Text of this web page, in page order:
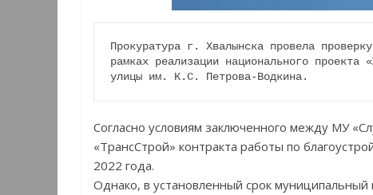
Прокуратура г. Хвалынска провела
рамках реализации национального проекта
улицы им. К.С. Петрова-Водкина.
Согласно условиям заключенного между МУ
«ТрансСтрой» контракта работы по
2022 года.
Однако, в установленный срок